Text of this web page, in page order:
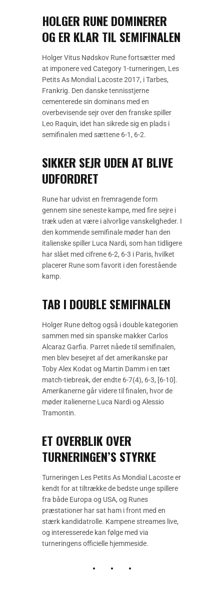
HOLGER RUNE DOMINERER
OG ER KLAR TIL SEMIFINALEN
Holger Vitus Nødskov Rune fortsætter med
at imponere ved Category 1-turneringen, Les
Petits As Mondial Lacoste 2017, i Tarbes,
Frankrig. Den danske tennisstjerne
cementerede sin dominans med en
overbevisende sejr over den franske spiller
Leo Raquin, idet han sikrede sig en plads i
semifinalen med sættene 6-1, 6-2.
SIKKER SEJR UDEN AT BLIVE
UDFORDRET
Rune har udvist en fremragende form
gennem sine seneste kampe, med fire sejre i
træk uden at være i alvorlige vanskeligheder. I
den kommende semifinale møder han den
italienske spiller Luca Nardi, som han tidligere
har slået med cifrene 6-2, 6-3 i Paris, hvilket
placerer Rune som favorit i den forestående
kamp.
TAB I DOUBLE SEMIFINALEN
Holger Rune deltog også i double kategorien
sammen med sin spanske makker Carlos
Alcaraz Garfia. Parret nåede til semifinalen,
men blev besejret af det amerikanske par
Toby Alex Kodat og Martin Damm i en tæt
match-tiebreak, der endte 6-7(4), 6-3, [6-10].
Amerikanerne går videre til finalen, hvor de
møder italienerne Luca Nardi og Alessio
Tramontin.
ET OVERBLIK OVER
TURNERINGEN’S STYRKE
Turneringen Les Petits As Mondial Lacoste er
kendt for at tiltrække de bedste unge spillere
fra både Europa og USA, og Runes
præstationer har sat ham i front med en
stærk kandidatrolle. Kampene streames live,
og interesserede kan følge med via
turneringens officielle hjemmeside.